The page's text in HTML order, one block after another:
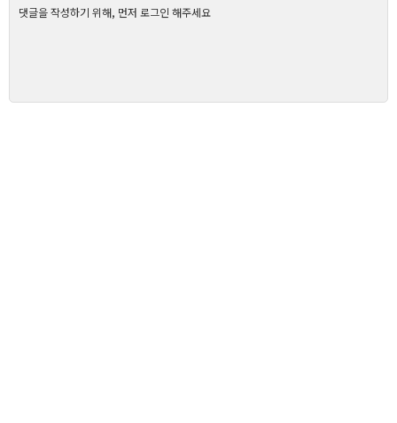
댓글을 작성하기 위해, 먼저 로그인 해주세요